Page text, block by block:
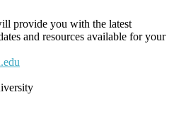
provide you with the latest
and resources available for your